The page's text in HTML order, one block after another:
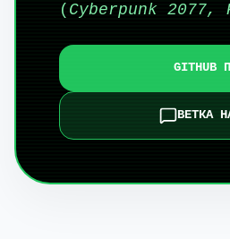
( Cyberpunk 2077,
GITHUB
ВЕТКА